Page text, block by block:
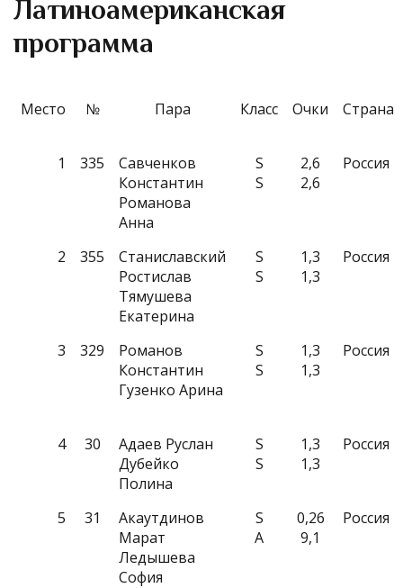
Латиноамериканская
программа
Место № Пара Класс Очки Страна
1 335
Савченков
Константин
Романова
Анна
S
S
2,6
2,6
Россия
2 355
Станиславский
Ростислав
Тямушева
Екатерина
S
S
1,3
1,3
Россия
3 329
Романов
Константин
Гузенко Арина
S
S
1,3
1,3
Россия
4 30
Адаев Руслан
Дубейко
Полина
S
S
1,3
1,3
Россия
5 31
Акаутдинов
Марат
Ледышева
София
S
A
0,26
9,1
Россия